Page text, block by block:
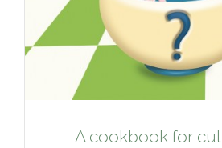
A cookbook for